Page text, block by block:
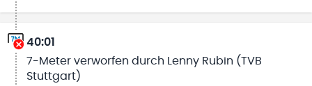
40:01
7-Meter verworfen durch Lenny Rubin (TVB
Stuttgart)